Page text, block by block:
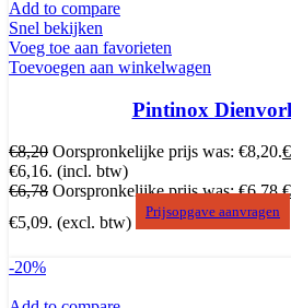
Add to compare
Snel bekijken
Voeg toe aan favorieten
Toevoegen aan winkelwagen
Pintinox
€8,20 Oorspronkelijke prijs was: €8,20.€
€6,16. (incl. btw)
€6,78 Oorspronkelijke prijs was: €6,78.€
€5,09. (excl. btw)
Prijsopgave aanvragen
-20%